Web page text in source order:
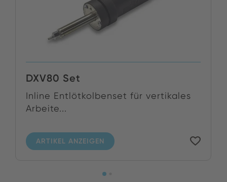
DXV80 Set
Inline Entlötkolbenset für vertikales
Arbeite...
ARTIKEL ANZEIGEN